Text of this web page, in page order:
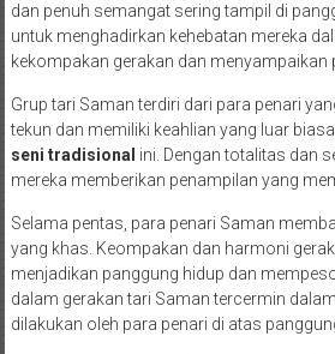
dan penuh semangat sering tampil di
untuk menghadirkan kehebatan mereka
kekompakan gerakan dan menyampaikan
Grup tari Saman terdiri dari para penari
tekun dan memiliki keahlian yang luar
seni tradisional ini. Dengan totalitas dan
mereka memberikan penampilan yang
Selama pentas, para penari Saman
yang khas. Keompakan dan harmoni
menjadikan panggung hidup dan
dalam gerakan tari Saman tercermin
dilakukan oleh para penari di atas